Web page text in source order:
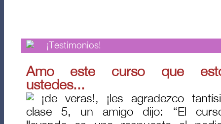
¡Testimonios!
Amo este curso que
ustedes...
¡de veras!, ¡les agradezco
clase 5, un amigo dijo: “El